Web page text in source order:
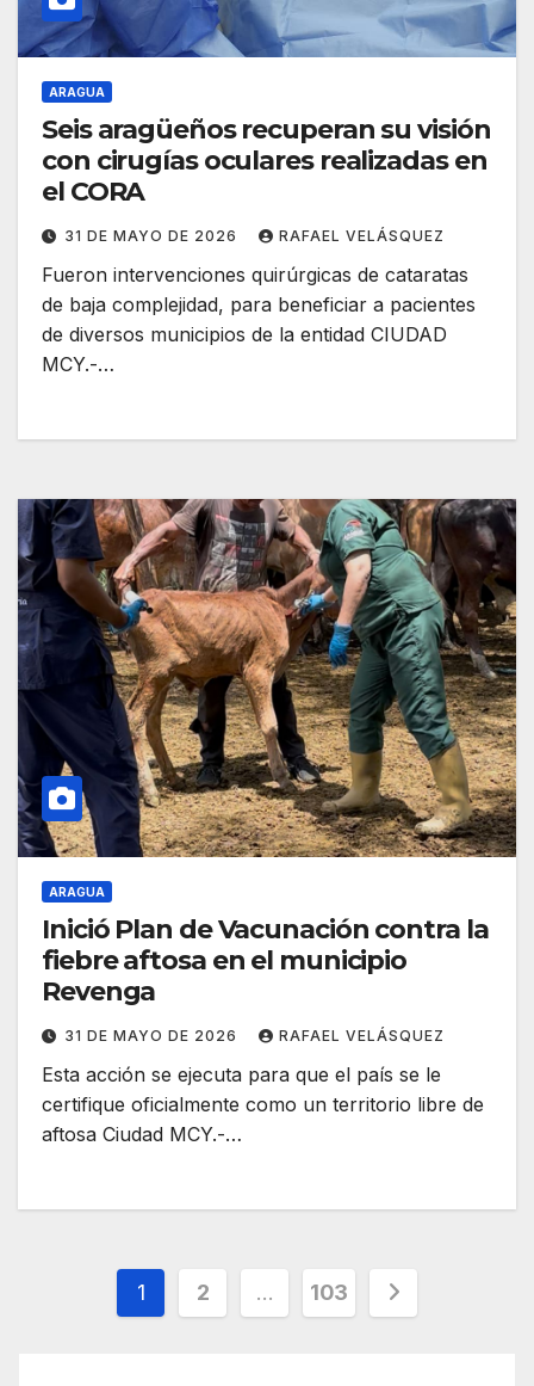
ARAGUA
Seis aragüeños recuperan su visión
con cirugías oculares realizadas en
el CORA
31 DE MAYO DE 2026 RAFAEL VELÁSQUEZ
Fueron intervenciones quirúrgicas de cataratas
de baja complejidad, para beneficiar a pacientes
de diversos municipios de la entidad CIUDAD
MCY.-…
ARAGUA
Inició Plan de Vacunación contra la
fiebre aftosa en el municipio
Revenga
31 DE MAYO DE 2026 RAFAEL VELÁSQUEZ
Esta acción se ejecuta para que el país se le
certifique oficialmente como un territorio libre de
aftosa Ciudad MCY.-…
Posts
1 2 … 103